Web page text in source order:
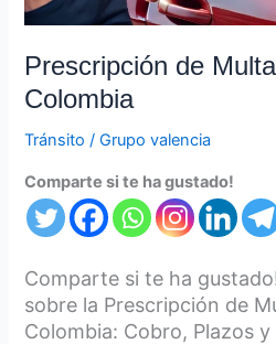
Prescripción de
Colombia
Tránsito /Grupo valencia
Comparte si te ha gustado!
Comparte si te ha
sobre la Prescripción de
Colombia: Cobro, Plazos